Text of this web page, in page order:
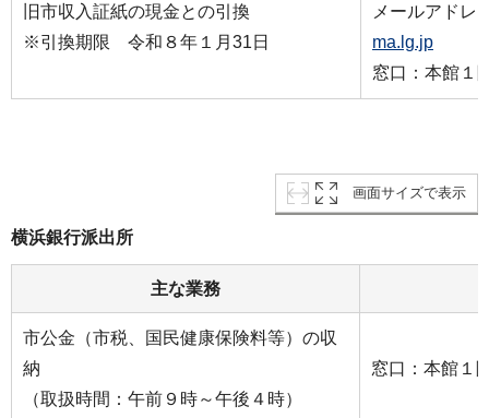
旧市収入証紙の現金との引換
※引換期限 令和８年１月31日
メールアドレ
ma.lg.jp
窓口：本館１
画面サイズで表示
横浜銀行派出所
主な業務
市公金（市税、国民健康保険料等）の収
納
（取扱時間：午前９時～午後４時）
窓口：本館１